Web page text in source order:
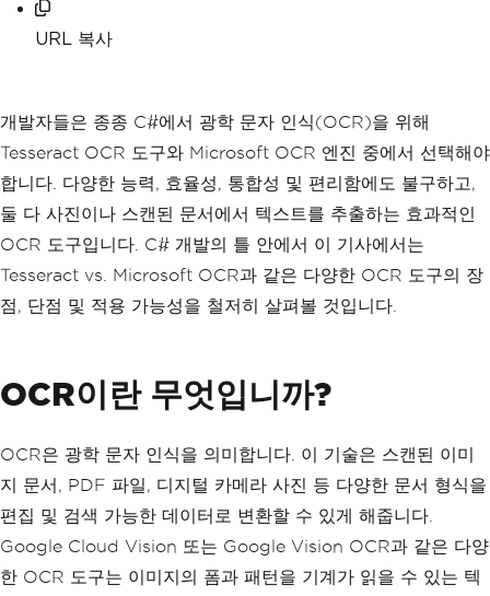
URL 복사
개발자들은 종종 C#에서 광학 문자 인식(OCR)을 위해
Tesseract OCR 도구와 Microsoft OCR 엔진 중에서 선택해야
합니다. 다양한 능력, 효율성, 통합성 및 편리함에도 불구하고,
둘 다 사진이나 스캔된 문서에서 텍스트를 추출하는 효과적인
OCR 도구입니다. C# 개발의 틀 안에서 이 기사에서는
Tesseract vs. Microsoft OCR과 같은 다양한 OCR 도구의 장
점, 단점 및 적용 가능성을 철저히 살펴볼 것입니다.
OCR이란 무엇입니까?
OCR은 광학 문자 인식을 의미합니다. 이 기술은 스캔된 이미
지 문서, PDF 파일, 디지털 카메라 사진 등 다양한 문서 형식을
편집 및 검색 가능한 데이터로 변환할 수 있게 해줍니다.
Google Cloud Vision 또는 Google Vision OCR과 같은 다양
한 OCR 도구는 이미지의 폼과 패턴을 기계가 읽을 수 있는 텍